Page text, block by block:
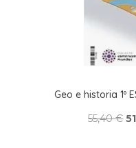
Geo e historia 1º
55,40€El